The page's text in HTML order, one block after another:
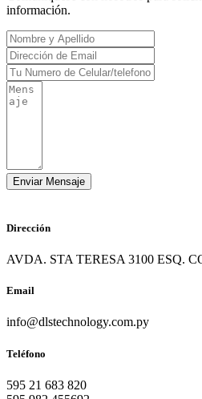
información.
Dirección
AVDA. STA TERESA 3100 ESQ.
Email
info@dlstechnology.com.py
Teléfono
595 21 683 820